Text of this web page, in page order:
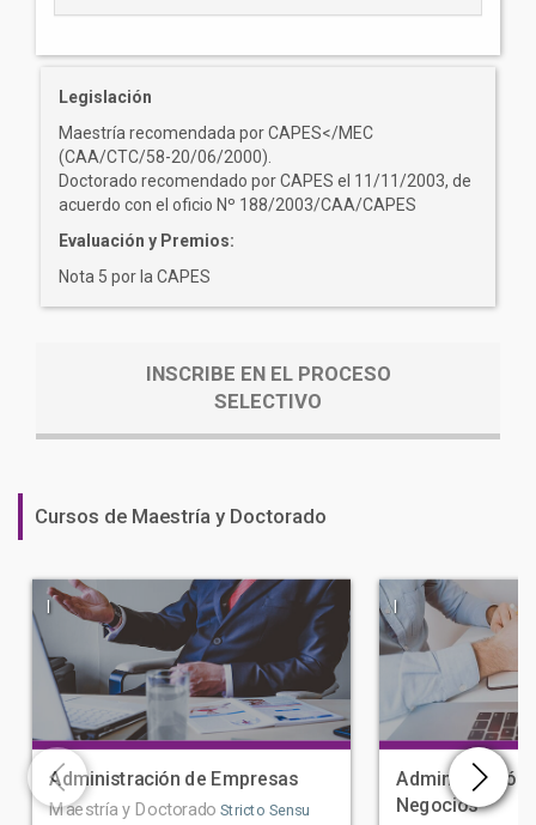
Legislación
Maestría recomendada por CAPES</MEC
(CAA/CTC/58-20/06/2000).
Doctorado recomendado por CAPES el 11/11/2003, de
acuerdo con el oficio Nº 188/2003/CAA/CAPES
Evaluación y Premios:
Nota 5 por la CAPES
INSCRIBE EN EL PROCESO
SELECTIVO
Cursos de Maestría y Doctorado
|
Administración de Empresas
Maestría y Doctorado Stricto Sensu
|
Administración
Negocios